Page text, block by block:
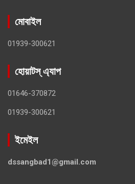
মোবাইল
01939-300621
হোয়াটস্ এ্যাপ
01646-370872
01939-300621
ইমেইল
dssangbad1@gmail.com